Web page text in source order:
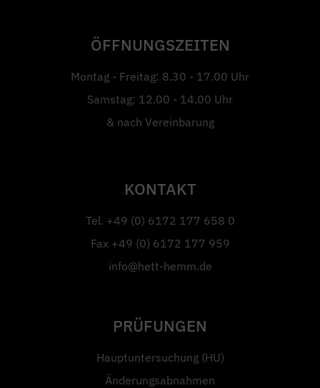
ÖFFNUNGSZEITEN
Montag - Freitag: 8.30 - 17.00 Uhr
Samstag: 12.00 - 14.00 Uhr
& nach Vereinbarung
KONTAKT
Tel. +49 (0) 6172 177 658 0
Fax +49 (0) 6172 177 959
info@hett-hemm.de
PRÜFUNGEN
Hauptuntersuchung (HU)
Änderungsabnahmen